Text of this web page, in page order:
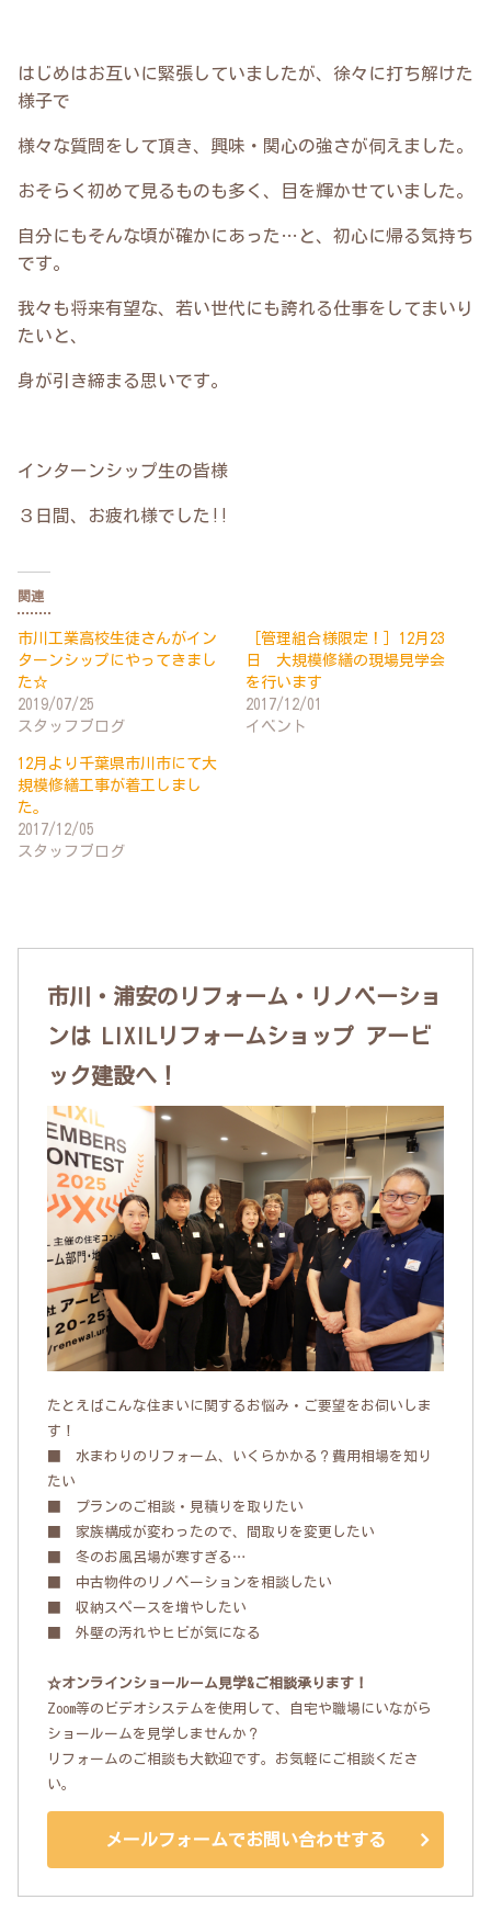
はじめはお互いに緊張していましたが、徐々に打ち解けた
様子で
様々な質問をして頂き、興味・関心の強さが伺えました。
おそらく初めて見るものも多く、目を輝かせていました。
自分にもそんな頃が確かにあった…と、初心に帰る気持ち
です。
我々も将来有望な、若い世代にも誇れる仕事をしてまいり
たいと、
身が引き締まる思いです。
インターンシップ生の皆様
３日間、お疲れ様でした!!
関連
市川工業高校生徒さんがイン
ターンシップにやってきまし
た☆
2019/07/25
スタッフブログ
［管理組合様限定！］12月23
日 大規模修繕の現場見学会
を行います
2017/12/01
イベント
12月より千葉県市川市にて大
規模修繕工事が着工しまし
た。
2017/12/05
スタッフブログ
市川・浦安のリフォーム・リノベーショ
ンは LIXILリフォームショップ アービ
ック建設へ！
たとえばこんな住まいに関するお悩み・ご要望をお伺いしま
す！
■ 水まわりのリフォーム、いくらかかる？費用相場を知り
たい
■ プランのご相談・見積りを取りたい
■ 家族構成が変わったので、間取りを変更したい
■ 冬のお風呂場が寒すぎる…
■ 中古物件のリノベーションを相談したい
■ 収納スペースを増やしたい
■ 外壁の汚れやヒビが気になる
☆オンラインショールーム見学&ご相談承ります！
Zoom等のビデオシステムを使用して、自宅や職場にいながら
ショールームを見学しませんか？
リフォームのご相談も大歓迎です。お気軽にご相談くださ
い。
メールフォームでお問い合わせする